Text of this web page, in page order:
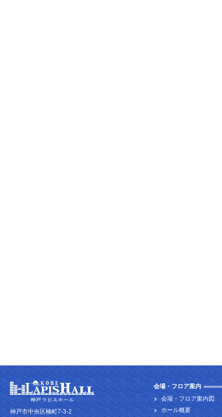
神戸市中央区楠町7-3-2
会場・フロア案内
会場・フロア案内図
ホール概要